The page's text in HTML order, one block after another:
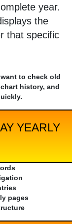
year.
the
that specific
to check old
history, and
YEARLY
pages